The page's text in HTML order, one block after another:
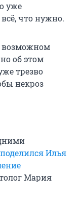
уже
что нужно.
возможном
об этом
трезво
некроз
поделился Илья
Мария